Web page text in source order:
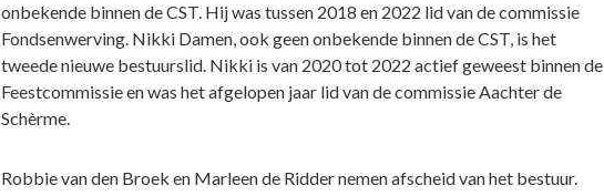
onbekende binnen de CST. Hij was tussen 2018 en 2022 lid van de commissie
Fondsenwerving. Nikki Damen, ook geen onbekende binnen de CST, is het
tweede nieuwe bestuurslid. Nikki is van 2020 tot 2022 actief geweest binnen de
Feestcommissie en was het afgelopen jaar lid van de commissie Aachter de
Schèrme.
Robbie van den Broek en Marleen de Ridder nemen afscheid van het bestuur.